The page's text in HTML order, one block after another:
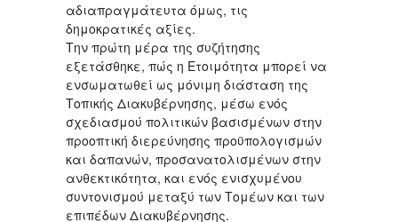
αδιαπραγμάτευτα όμως, τις
δημοκρατικές αξίες.
Την πρώτη μέρα της συζήτησης
εξετάσθηκε, πώς η Ετοιμότητα μπορεί να
ενσωματωθεί ως μόνιμη διάσταση της
Τοπικής Διακυβέρνησης, μέσω ενός
σχεδιασμού πολιτικών βασισμένων στην
προοπτική διερεύνησης προϋπολογισμών
και δαπανών, προσανατολισμένων στην
ανθεκτικότητα, και ενός ενισχυμένου
συντονισμού μεταξύ των Τομέων και των
επιπέδων Διακυβέρνησης.